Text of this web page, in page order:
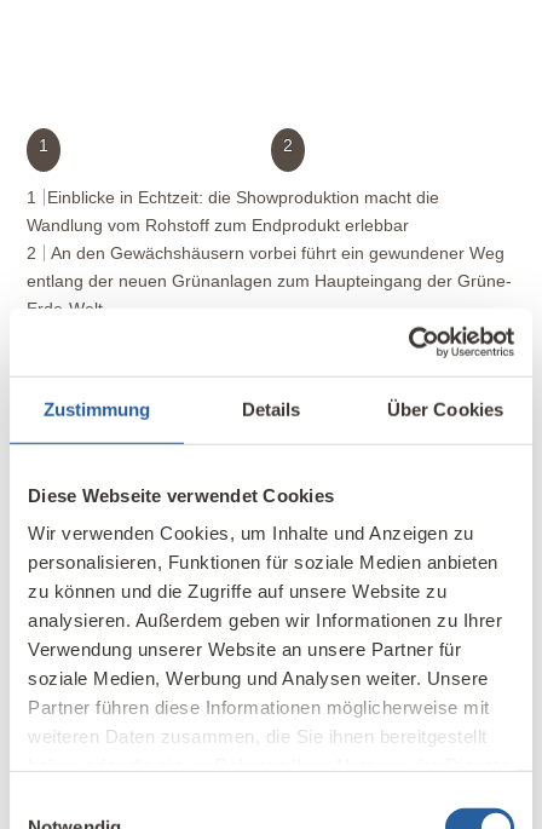
Zustimmung Details Über Cookies
Diese Webseite verwendet Cookies
Wir verwenden Cookies, um Inhalte und Anzeigen zu
personalisieren, Funktionen für soziale Medien anbieten
zu können und die Zugriffe auf unsere Website zu
analysieren. Außerdem geben wir Informationen zu Ihrer
Verwendung unserer Website an unsere Partner für
soziale Medien, Werbung und Analysen weiter. Unsere
Partner führen diese Informationen möglicherweise mit
weiteren Daten zusammen, die Sie ihnen bereitgestellt
1 2
1
Einblicke in Echtzeit: die Showproduktion macht die
Wandlung vom Rohstoff zum Endprodukt erlebbar
2
An den Gewächshäusern vorbei führt ein gewundener Weg
entlang der neuen Grünanlagen zum Haupteingang der Grüne-
Erde-Welt
Als regionaler Arbeitgeber mit österreichischer
Mitarbeiter*innen, die mit angepassten
Arbeitszeitmodellen (firmenweit 50 verschiedene
Modelle) vor Ort tätig sind. Sie erhalten eine
Unterstützung für die Kita und können die Elektro-
Tankstellen nutzen.
Das als Horizont und Landschaft ausgebildete Gebäude
weckt Assoziationen nach in die Ferne oder in die
Zukunft blicken und seinen Horizont erweitern. Die
Verbundenheit von Mensch und Natur zu fokussieren,
Werte und Sinneseindrücke zu vermitteln und sein